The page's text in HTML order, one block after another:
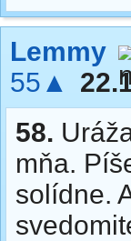
Lemmy
55▲
58.
mňa.
solídne.